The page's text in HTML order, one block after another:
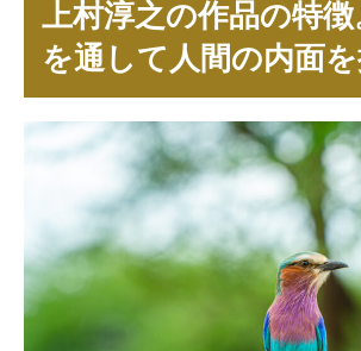
上村淳之の作品の特
を通して人間の内面